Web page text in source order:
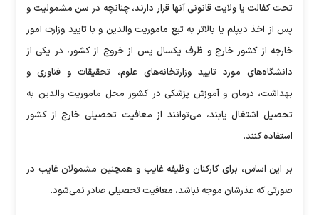
تحت کفالت یا ولایت قانونی آنها قرار دارند، چنانچه در سن مشمولیت و
پس از اخذ دیپلم یا بالاتر به تبع ماموریت والدین و با تایید وزارت امور
خارجه از کشور خارج و ظرف یکسال پس از خروج از کشور، در یکی از
دانشگاه‌های مورد تایید وزارتخانه‌های علوم، تحقیقات و فناوری و
بهداشت، درمان و آموزش پزشکی در کشور محل ماموریت والدین به
تحصیل اشتغال یابند، می‌توانند از معافیت تحصیلی خارج از کشور
استفاده کنند.
بر این اساس، برای کارکنان وظیفه غایب و همچنین مشمولان غایب در
صورتی که عذرشان موجه نباشد، معافیت تحصیلی صادر نمی‌شود.